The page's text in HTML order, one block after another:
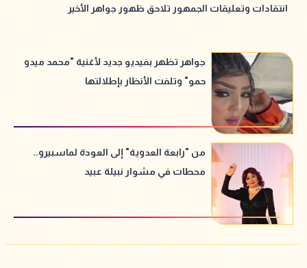
انتقادات وتعليقات الجمهور تلاحق ظهور جواهر الأخير
جواهر تظهر بفيديو جديد لأغنية "محمد ميدو
حمو" وتلفت الأنظار بإطلالتها
من "رابعة العدوية" إلى العودة لماسبيرو..
محطات في مشوار نبيلة عبيد